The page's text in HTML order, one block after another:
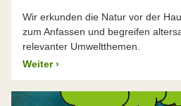
Wir erkunden die Natur vor der
zum Anfassen und begreifen
relevanter Umweltthemen.
Weiter ›